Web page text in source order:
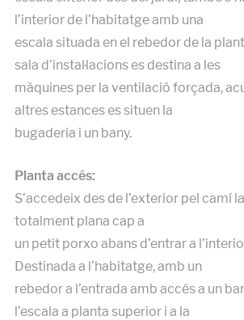
l’interior de l’habitatge amb una
escala situada en el rebedor de la
sala d’instal·lacions es destina a les
màquines per la ventilació forçada,
altres estances es situen la
bugaderia i un bany.
Planta accés:
S’accedeix des de l’exterior pel camí
totalment plana cap a
un petit porxo abans d’entrar a
Destinada a l’habitatge, amb un
rebedor a l’entrada amb accés a un
l’escala a planta superior i a la